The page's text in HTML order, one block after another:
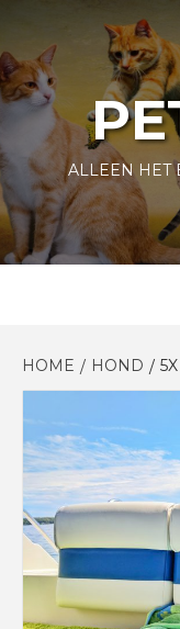
content
ALLEEN HET
HOME HOND